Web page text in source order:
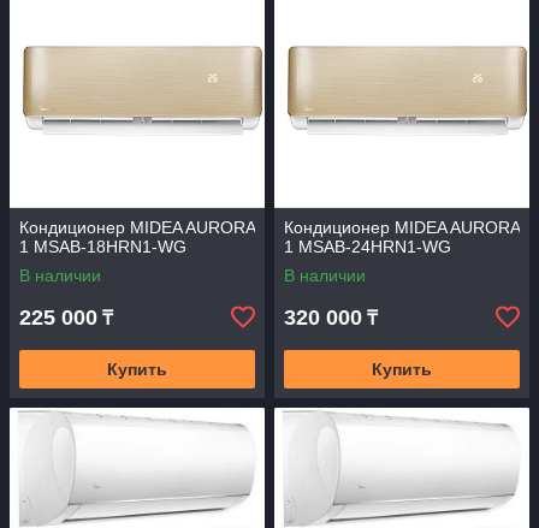
Кондиционер MIDEA AURORA
1 MSAB-18HRN1-WG
В наличии
225 000 ₸
Купить
Кондиционер MIDEA AURORA
1 MSAB-24HRN1-WG
В наличии
320 000 ₸
Купить